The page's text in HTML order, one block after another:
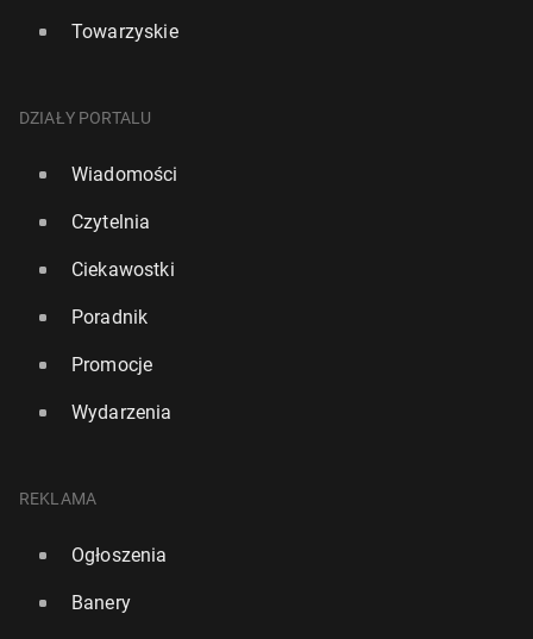
Towarzyskie
DZIAŁY PORTALU
Wiadomości
Czytelnia
Ciekawostki
Poradnik
Promocje
Wydarzenia
REKLAMA
Ogłoszenia
Banery